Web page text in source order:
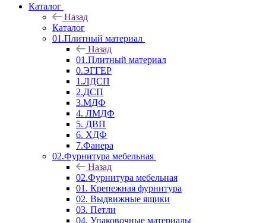
Каталог
Назад
Каталог
01.Плитный материал
Назад
01.Плитный материал
0.ЭГГЕР
1.ЛДСП
2.ДСП
3.МДФ
4. ЛМДФ
5. ДВП
6. ХДФ
7.Фанера
02.Фурнитура мебельная
Назад
02.Фурнитура мебельная
01. Крепежная фурнитура
02. Выдвижные ящики
03. Петли
04. Упаковочные материалы